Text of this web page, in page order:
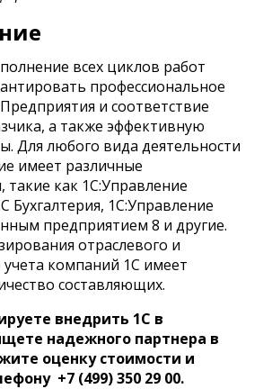
всех циклов работ
профессиональное
и соответствие
а также эффективную
Для любого вида деятельности
имеет различные
такие как 1С:Управление
Бухгалтерия, 1С:Управление
предприятием 8 и другие.
отраслевого и
компаний 1С имеет
составляющих.
внедрить 1С в
надежного партнера в
оценку стоимости и
+7 (499) 350 29 00.